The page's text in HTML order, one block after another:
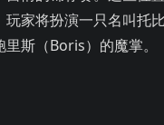
家将扮演一只名叫托
斯（Boris）的魔掌。